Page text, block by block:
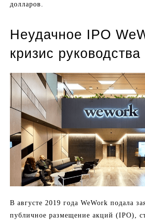
долларов.
Неудачное IPO
кризис руководства
В августе 2019 года WeWork подала
публичное размещение акций (IPO),